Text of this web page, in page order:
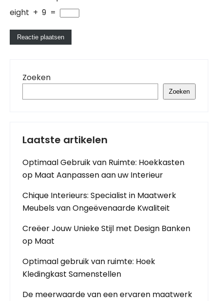
eight + 9 =
Zoeken
Zoeken
Laatste artikelen
Optimaal Gebruik van Ruimte: Hoekkasten
op Maat Aanpassen aan uw Interieur
Chique Interieurs: Specialist in Maatwerk
Meubels van Ongeëvenaarde Kwaliteit
Creëer Jouw Unieke Stijl met Design Banken
op Maat
Optimaal gebruik van ruimte: Hoek
Kledingkast Samenstellen
De meerwaarde van een ervaren maatwerk